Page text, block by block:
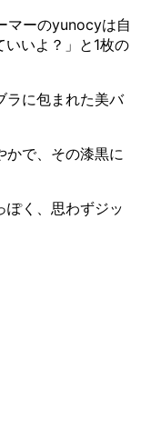
マーのyunocyは自
いよ？」と1枚の
に包まれた美バ
で、その漆黒に
く、思わずジッ